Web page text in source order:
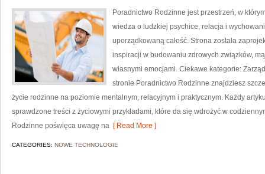
Poradnictwo Rodzinne jest przestrzeń, w
wiedza o ludzkiej psychice, relacja i
uporządkowaną całość. Strona została
inspiracji w budowaniu zdrowych związków,
własnymi emocjami. Ciekawe kategorie:
stronie Poradnictwo Rodzinne znajdziesz
życie rodzinne na poziomie mentalnym, relacyjnym i praktycznym. Każdy
sprawdzone treści z życiowymi przykładami, które da się wdrożyć w
Rodzinne poświęca uwagę na [ Read More ]
CATEGORIES: NOWE TECHNOLOGIE